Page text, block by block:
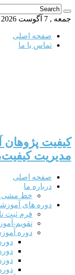
جمعه , 7 آگوست 2026
صفحه اصلی
تماس با ما
کیفیت پژوهان
مدیریت
صفحه اصلی
درباره ما
خط مشی
دوره های
فرم ثبت
تقویم-
دوره
دوره
دوره
دوره